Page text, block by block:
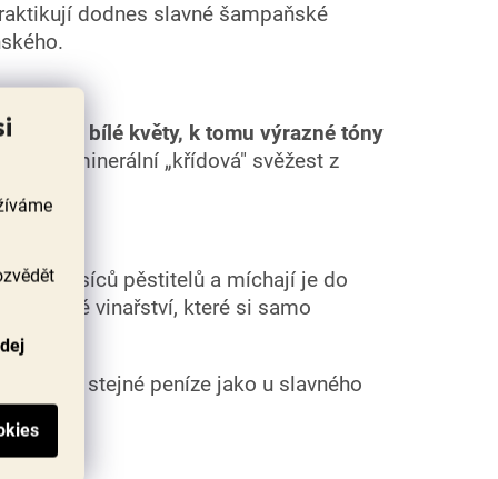
dodnes slavné šampaňské
a bílé květy, k tomu výrazné tóny
je i minerální „křídová" svěžest z
od tisíců pěstitelů a míchají je do
rodinné vinařství, které si samo
za stejné peníze jako u slavného